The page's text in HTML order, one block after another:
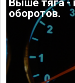
Выше тяга -
оборотов.